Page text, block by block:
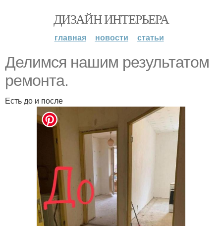
ДИЗАЙН ИНТЕРЬЕРА
главная новости статьи
Делимся нашим результатом
ремонта.
Есть до и после